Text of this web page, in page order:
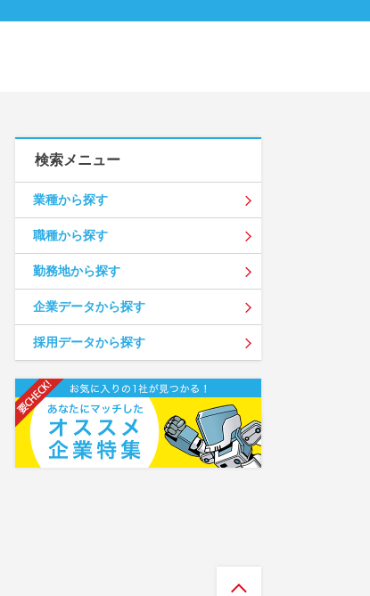
検索メニュー
業種から探す
職種から探す
勤務地から探す
企業データから探す
採用データから探す